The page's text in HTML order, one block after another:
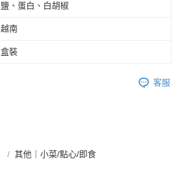
鹽、蛋白、白胡椒
越南
盒裝
客服
其他｜小菜/點心/即食